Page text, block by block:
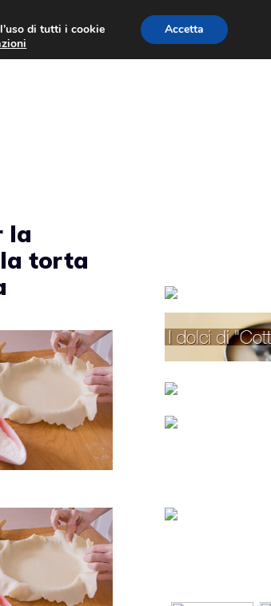
TORTE PER BAMBINI
la
la torta
di tutti i cookie
Accetta